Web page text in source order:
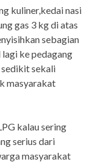
kuliner,kedai nasi
gas 3 kg di atas
sebagian
ke pedagang
sedikit sekali
masyarakat
kalau sering
serius dari
masyarakat